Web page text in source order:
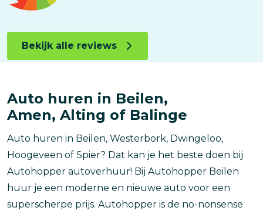
Bekijk alle reviews
Auto huren in Beilen,
Amen, Alting of Balinge
Auto huren in Beilen, Westerbork, Dwingeloo,
Hoogeveen of Spier? Dat kan je het beste doen bij
Autohopper autoverhuur! Bij Autohopper Beilen
huur je een moderne en nieuwe auto voor een
superscherpe prijs. Autohopper is de no-nonsense